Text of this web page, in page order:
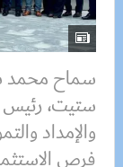
سماح محمد
ستيت، رئيس
والإمداد
فرص